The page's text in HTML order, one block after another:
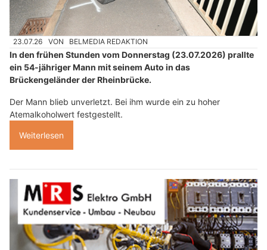
23.07.26 VON BELMEDIA REDAKTION
In den frühen Stunden vom Donnerstag (23.07.2026) prallte
ein 54-jähriger Mann mit seinem Auto in das
Brückengeländer der Rheinbrücke.
Der Mann blieb unverletzt. Bei ihm wurde ein zu hoher
Atemalkoholwert festgestellt.
Weiterlesen